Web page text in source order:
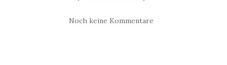
Noch keine Kommentare